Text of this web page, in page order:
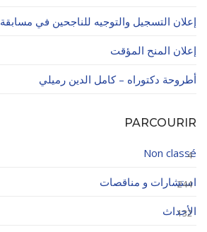
إعلان التسجيل والتوجيه للناجحين في مسابقة ENP 2026/2027
إعلان المنح المؤقت
أطروحة دكتوراه – كامل الدين رميلي
PARCOURIR
Non classé
4
استشارات و مناقصات
244
الأحداث
132